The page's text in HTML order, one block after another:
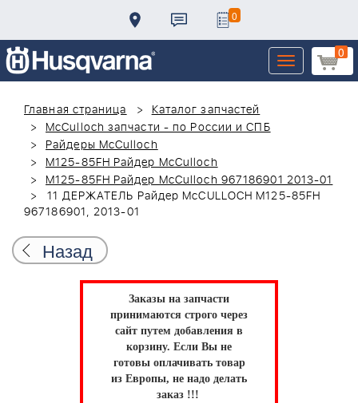
0
0
Toggle
navigation
Главная страница
Каталог запчастей
McCulloch запчасти - по России и СПБ
Райдеры McCulloch
M125-85FH Райдер McCulloch
M125-85FH Райдер McCulloch 967186901 2013-01
11 ДЕРЖАТЕЛЬ Райдер McCULLOCH M125-85FH
967186901, 2013-01
Назад
Заказы на запчасти
принимаются строго через
сайт путем добавления в
корзину. Если Вы не
готовы оплачивать товар
из Европы, не надо делать
заказ !!!